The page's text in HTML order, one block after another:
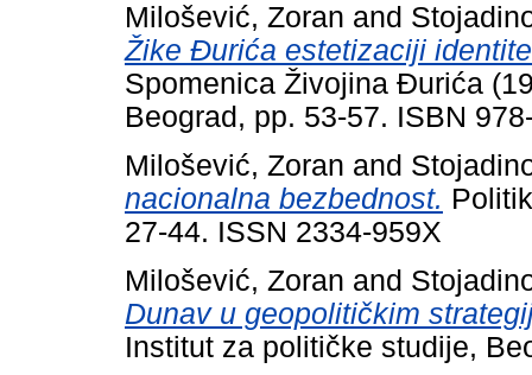
Milošević, Zoran and
Žike Đurića estetizaciji
Spomenica Živojina Đurića
Beograd, pp. 53-57. ISBN
Milošević, Zoran and
nacionalna bezbednost.
27-44. ISSN 2334-959X
Milošević, Zoran and
Dunav u geopolitičkim
Institut za političke studije,